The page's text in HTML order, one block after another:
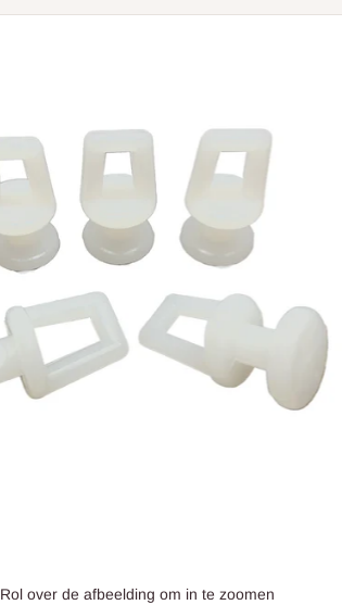
Rol over de afbeelding om in te zoomen